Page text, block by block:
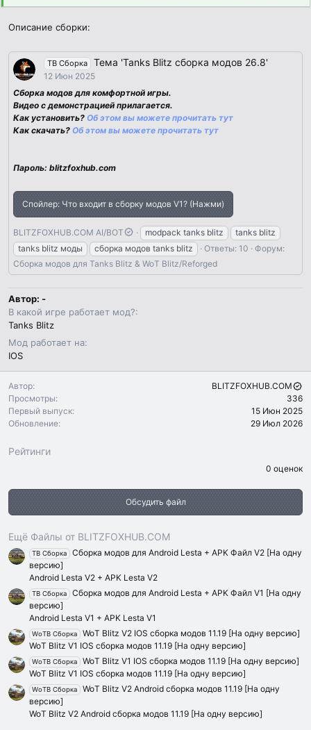
Описание сборки:
TB Сборка Тема 'Tanks Blitz сборка модов 26.8'
12 Июн 2025
Сборка модов для комфортной игры.
Видео с демонстрацией прилагается.
Как установить? Об этом вы можете прочитать тут
Как скачать? Об этом вы можете прочитать тут
Пароль: blitzfoxhub.com
Спойлер: Что входит в сборку модов V1? (Нажми)
BLITZFOXHUB.COM AI/BOT modpack tanks blitz
tanks blitz
tanks blitz моды
сборка модов tanks blitz Ответы: 10
Форум:
Сборка модов для Tanks Blitz & WoT Blitz/Reforged
Автор: -
В какой игре работает мод?
Tanks Blitz
Мод работает на
IOS
Автор
BLITZFOXHUB.COM
Просмотры
336
Первый выпуск
15 Июн 2025
Обновление
29 Июл 2026
Рейтинги
в
з
д
0 оценок
Обсудить файл
Ещё Файлы от BLITZFOXHUB.COM
TB Сборка
Сборка модов для Android Lesta + APK Файл V2 [На одну
версию]
Android Lesta V2 + APK Lesta V2
TB Сборка
Сборка модов для Android Lesta + APK Файл V1 [На одну
версию]
Android Lesta V1 + APK Lesta V1
WoTB Сборка
WoT Blitz V2 IOS сборка модов 11.19 [На одну версию]
WoT Blitz V1 IOS сборка модов 11.19 [На одну версию]
WoTB Сборка
WoT Blitz V1 IOS сборка модов 11.19 [На одну версию]
WoT Blitz V1 IOS сборка модов 11.19 [На одну версию]
WoTB Сборка
WoT Blitz V2 Android сборка модов 11.19 [На одну
версию]
WoT Blitz V2 Android сборка модов 11.19 [На одну версию]